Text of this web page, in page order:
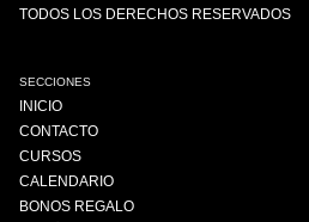
TODOS LOS DERECHOS RESERVADOS
SECCIONES
INICIO
CONTACTO
CURSOS
CALENDARIO
BONOS REGALO